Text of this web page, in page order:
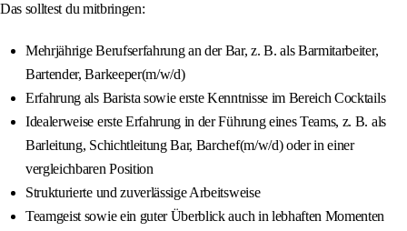
Das solltest du mitbringen:
Mehrjährige Berufserfahrung an der Bar, z. B. als Barmitarbeiter,
Bartender, Barkeeper(m/w/d)
Erfahrung als Barista sowie erste Kenntnisse im Bereich Cocktails
Idealerweise erste Erfahrung in der Führung eines Teams, z. B. als
Barleitung, Schichtleitung Bar, Barchef(m/w/d) oder in einer
vergleichbaren Position
Strukturierte und zuverlässige Arbeitsweise
Teamgeist sowie ein guter Überblick auch in lebhaften Momenten